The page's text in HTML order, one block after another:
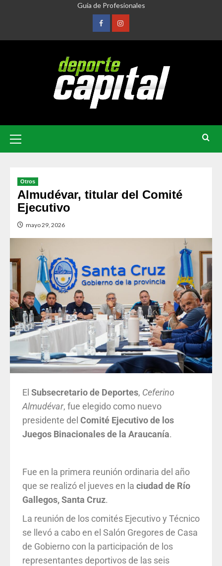
Guía de Profesionales
Otros
Almudévar, titular del Comité
Ejecutivo
mayo 29, 2026
El Subsecretario de Deportes, Ceferino
Almudévar, fue elegido como nuevo
presidente del Comité Ejecutivo de los
Juegos Binacionales de la Araucanía.
Fue en la primera reunión ordinaria del año
que se realizó el jueves en la ciudad de Río
Gallegos, Santa Cruz.
La reunión de los comités Ejecutivo y Técnico
se llevó a cabo en el Salón Gregores de Casa
de Gobierno con la participación de los
representantes deportivos de las seis